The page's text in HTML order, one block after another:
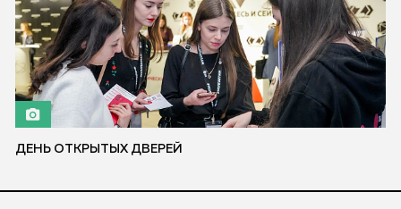
ДЕНЬ ОТКРЫТЫХ ДВЕРЕЙ